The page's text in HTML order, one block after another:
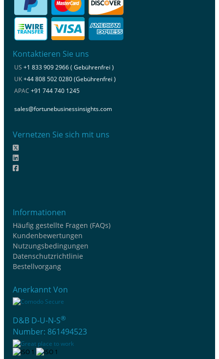
Kontaktieren Sie uns
US +1 833 909 2966 ( Gebührenfrei )
UK+44 808 502 0280 (Gebührenfrei )
APAC +91 744 740 1245
sales@fortunebusinessinsights.com
Vernetzen Sie sich mit uns
Informationen
Häufig gestellte Fragen (FAQs)
Kundenbewertungen
Nutzungsbedingungen
Datenschutzrichtlinie
Bestellvorgang
Anerkannt Von
D&B D-U-N-S®
Number: 861494523